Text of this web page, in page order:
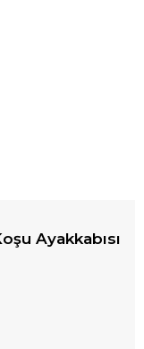
Ayakkabısı